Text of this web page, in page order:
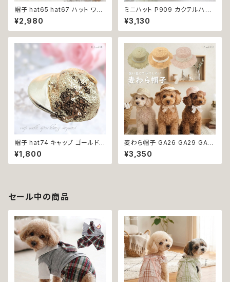
帽子 hat65 hat67 ハット ワイ
ンレッド グリーン 緑 レッド 赤
ベージュ 小物 アクセサリー フォ
ーマル おしゃれ シック 上品 首
¥2,980
ミニハット P909 カクテルハット
風 帽子 トーク帽 ドレス帽 ドレ
スハット ファシネーター 犬 猫
ペット アイテム オシャレ おしゃ
ファッション dog ドッグ 犬用 か
ぶりもの 返品交換不可
¥3,130
帽子 hat74 キャップ ゴールド
お洒落 小物 アクセサリー フォ
ーマル おしゃれ シック 上品 首
輪 犬 犬服 猫 猫服 ペット
¥1,800
麦わら帽子 GA26 GA29 GA3
0 ハット ストローハット 帽子 レ
ース 日除け 犬 猫 ペット アイテ
ム オシャレ おしゃれ かわいい
¥3,350
セール中の商品